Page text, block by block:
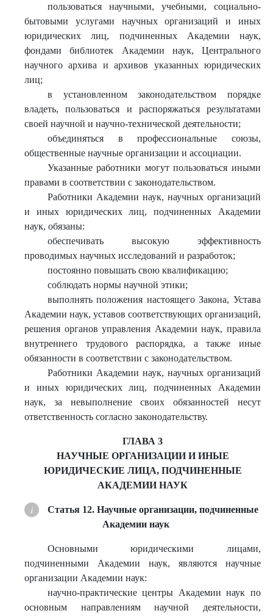
пользоваться научными, учебными, социально-
бытовыми услугами научных организаций и иных
юридических лиц, подчиненных Академии наук,
фондами библиотек Академии наук, Центрального
научного архива и архивов указанных юридических
лиц;
в установленном законодательством порядке
владеть, пользоваться и распоряжаться результатами
своей научной и научно-технической деятельности;
объединяться в профессиональные союзы,
общественные научные организации и ассоциации.
Указанные работники могут пользоваться иными
правами в соответствии с законодательством.
Работники Академии наук, научных организаций
и иных юридических лиц, подчиненных Академии
наук, обязаны:
обеспечивать высокую эффективность
проводимых научных исследований и разработок;
постоянно повышать свою квалификацию;
соблюдать нормы научной этики;
выполнять положения настоящего Закона, Устава
Академии наук, уставов соответствующих организаций,
решения органов управления Академии наук, правила
внутреннего трудового распорядка, а также иные
обязанности в соответствии с законодательством.
Работники Академии наук, научных организаций
и иных юридических лиц, подчиненных Академии
наук, за невыполнение своих обязанностей несут
ответственность согласно законодательству.
ГЛАВА 3
НАУЧНЫЕ ОРГАНИЗАЦИИ И ИНЫЕ
ЮРИДИЧЕСКИЕ ЛИЦА, ПОДЧИНЕННЫЕ
АКАДЕМИИ НАУК
Статья 12. Научные организации, подчиненные
Академии наук
Основными юридическими лицами,
подчиненными Академии наук, являются научные
организации Академии наук:
научно-практические центры Академии наук по
основным направлениям научной деятельности,